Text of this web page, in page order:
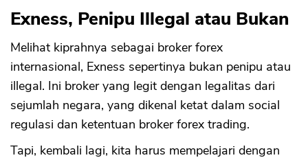
Exness, Penipu Illegal atau Bukan
Melihat kiprahnya sebagai broker forex
internasional, Exness sepertinya bukan penipu atau
illegal. Ini broker yang legit dengan legalitas dari
sejumlah negara, yang dikenal ketat dalam social
regulasi dan ketentuan broker forex trading.
Tapi, kembali lagi, kita harus mempelajari dengan